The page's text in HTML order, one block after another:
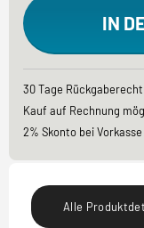
IN
30 Tage Rückgaberecht
Kauf auf Rechnung
2% Skonto bei Vorkasse
Alle